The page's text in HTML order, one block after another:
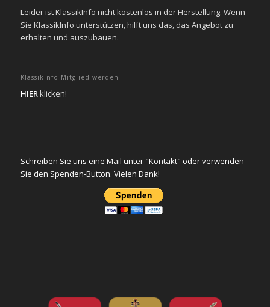
Leider ist KlassikInfo nicht kostenlos in der Herstellung. Wenn
Sie KlassikInfo unterstützen, hilft uns das, das Angebot zu
erhalten und auszubauen.
Klassikinfo Mitglied werden
HIERklicken!
Schreiben Sie uns eine Mail unter "Kontakt" oder verwenden
Sie den Spenden-Button. Vielen Dank!